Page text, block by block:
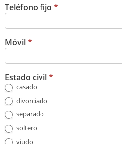
Teléfono fijo *
Móvil*
Estado civil*
casado
divorciado
separado
soltero
viudo